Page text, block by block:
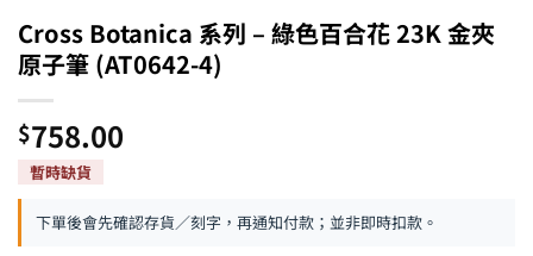
Cross Botanica 系列 – 綠色百合花 23K 金夾
原子筆 (AT0642-4)
$758.00
下單後會先確認存貨／刻字，再通知付款；並非即時扣款。